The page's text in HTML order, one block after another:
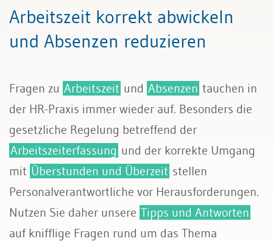
Arbeitsverträge und Reglemente
Lohn und Gehalt
Personalführung und Personalentwicklung
Kündigung & Arbeitszeugnis
Sozialversicherungen
Arbeitszeit korrekt abwickeln
und Absenzen reduzieren
Fragen zu Arbeitszeit und Absenzen tauchen in
der HR-Praxis immer wieder auf. Besonders die
gesetzliche Regelung betreffend der
Arbeitszeiterfassung und der korrekte Umgang
mit Überstunden und Überzeit stellen
Personalverantwortliche vor Herausforderungen.
Nutzen Sie daher unsere Tipps und Antworten
auf knifflige Fragen rund um das Thema